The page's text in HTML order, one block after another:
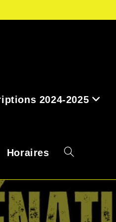
2024-2025
Horaires Toggle
website